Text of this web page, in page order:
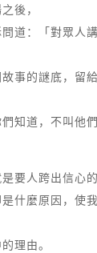
後，
道：「對眾人
事的謎底，留
們知道，不叫他
要人跨出信心的
什麼原因，使
理由。